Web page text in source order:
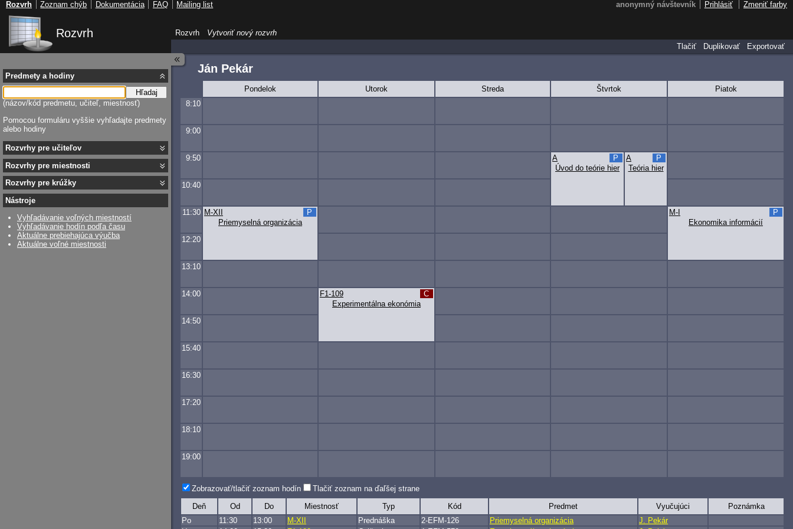
Rozvrh
Ján Pekár
Pondelok Utorok Streda Štvrtok
Piatok
8:10
9:00
9:50
Úvod do teórie hier
A
P
Teória hier
A P
10:40
11:30
Priemyselná organizácia
M-XII
P
Ekonomika informácií
M-I P
12:20
13:10
14:00
Experimentálna ekonómia
F1-109 C
14:50
15:40
16:30
17:20
18:10
19:00
Zobrazovať/tlačiť zoznam hodín Tlačiť zoznam na ďaľšej strane
Deň Od Do Miestnosť Typ Kód Predmet Vyučujúci
Poznámka
Po
11:30 13:00 M-XII Prednáška 2-EFM-126 Priemyselná organizácia
J. Pekár
Predmety a hodiny
Hľadaj
(názov/kód predmetu, učiteľ, miestnosť)
Pomocou formuláru vyššie vyhľadajte predmety
alebo hodiny
Rozvrhy pre učiteľov
Rozvrhy pre miestnosti
Rozvrhy pre krúžky
Nástroje
Vyhľadávanie voľných miestností
Vyhľadávanie hodín podľa času
Aktuálne prebiehajúca výučba
Aktuálne voľné miestnosti
Rozvrh
Vytvoriť nový rozvrh
Tlačiť
Duplikovať Exportovať
anonymný návštevník Prihlásiť Zmeniť farby
Rozvrh Zoznam chýb Dokumentácia FAQ Mailing list